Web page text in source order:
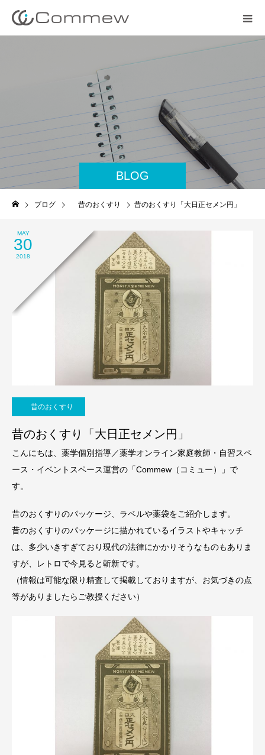
BLOG
ブログ 昔のおくすり 昔のおくすり「大日正セメン円」
MAY
30
2018
昔のおくすり
昔のおくすり「大日正セメン円」
こんにちは、薬学個別指導／薬学オンライン家庭教師・自習スペ
ース・イベントスペース運営の「Commew（コミュー）」で
す。
昔のおくすりのパッケージ、ラベルや薬袋をご紹介します。
昔のおくすりのパッケージに描かれているイラストやキャッチ
は、多少いきすぎており現代の法律にかかりそうなものもありま
すが、レトロで今見ると斬新です。
（情報は可能な限り精査して掲載しておりますが、お気づきの点
等がありましたらご教授ください）